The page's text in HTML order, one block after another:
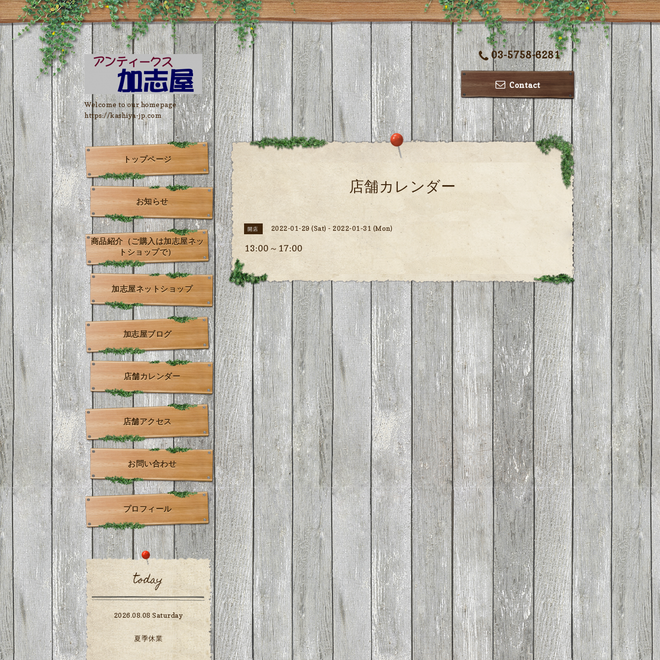
03-5758-6281
Contact
Welcome to our homepage
https://kashiya-jp.com
店舗カレンダー
開店 2022-01-29 (Sat) - 2022-01-31 (Mon)
13:00～17:00
トップページ
お知らせ
商品紹介（ご購入は加志屋ネッ
トショップで）
加志屋ネットショップ
加志屋ブログ
店舗カレンダー
店舗アクセス
お問い合わせ
プロフィール
today
2026.08.08 Saturday
夏季休業